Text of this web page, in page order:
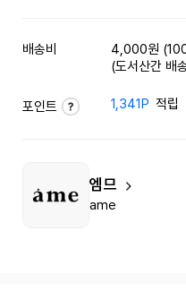
배송비
4,000원
(도서산간 배
포인트 1,341P 적립
엠므
ame